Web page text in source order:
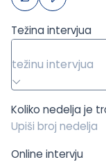
Težina intervjua
težinu intervjua
Koliko nedelja je
Online intervju